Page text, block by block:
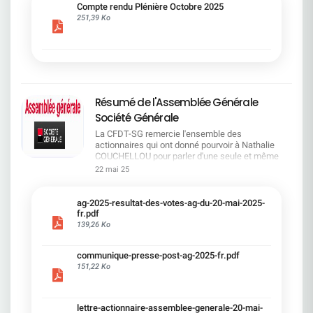
cadre du dialogue social.Bonne lecture !
Compte rendu Plénière Octobre 2025
251,39 Ko
Résumé de l'Assemblée Générale
Société Générale
La CFDT-SG remercie l'ensemble des
actionnaires qui ont donné pourvoir à Nathalie
COUCHELLOU pour parler d'une seule et même
voix.L'assemblée Générale s'est ouverte avec 4
souligné la forte amélioration en 2024 de tous les
facteurs financiers et le premier trimestre 2025
encourageant.Le Directeur Général, Slawomir
solide. Etre une banque simple et intégrée. Etre
une banque efficace. Etre une banque rentable. Le
22 mai 25
ag-2025-resultat-des-votes-ag-du-20-mai-2025-
fr.pdf
139,26 Ko
communique-presse-post-ag-2025-fr.pdf
151,22 Ko
lettre-actionnaire-assemblee-generale-20-mai-